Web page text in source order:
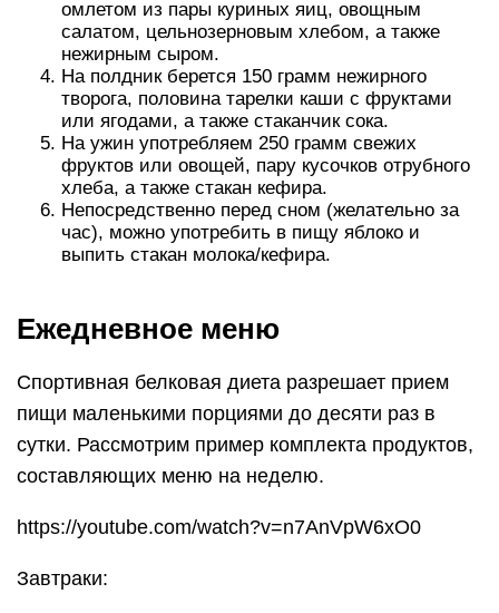
омлетом из пары куриных яиц, овощным
салатом, цельнозерновым хлебом, а также
нежирным сыром.
На полдник берется 150 грамм нежирного
творога, половина тарелки каши с фруктами
или ягодами, а также стаканчик сока.
На ужин употребляем 250 грамм свежих
фруктов или овощей, пару кусочков отрубного
хлеба, а также стакан кефира.
Непосредственно перед сном (желательно за
час), можно употребить в пищу яблоко и
выпить стакан молока/кефира.
Ежедневное меню
Спортивная белковая диета разрешает прием
пищи маленькими порциями до десяти раз в
сутки. Рассмотрим пример комплекта продуктов,
составляющих меню на неделю.
https://youtube.com/watch?v=n7AnVpW6xO0
Завтраки: